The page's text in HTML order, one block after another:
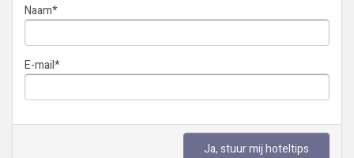
Naam*
E-mail*
Ja, stuur mij hoteltips